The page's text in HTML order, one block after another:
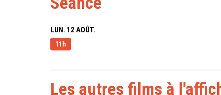
LUN. 12 AOÛT.
11h
Les autres films à